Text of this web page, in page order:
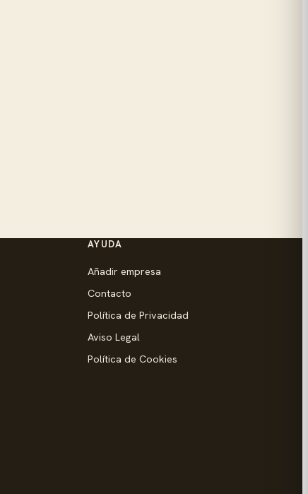
AYUDA
Añadir empresa
Contacto
Política de Privacidad
Aviso Legal
Política de Cookies